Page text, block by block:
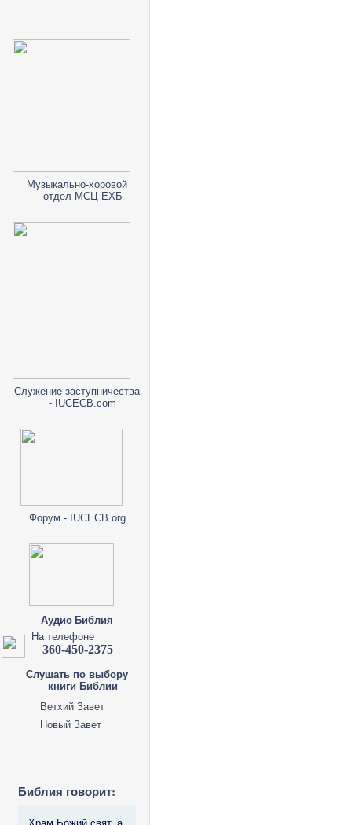
Музыкально-хоровой
отдел МСЦ ЕХБ
Служение заступничества
- IUCECB.com
Форум - IUCECB.org
Аудио Библия
На телефоне
360-450-2375
Слушать по выбору
книги Библии
Ветхий Завет
Новый Завет
Библия говорит: